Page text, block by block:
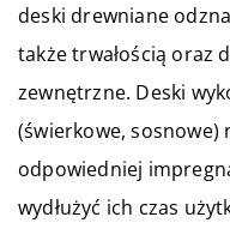
deski drewniane
także trwałością oraz
zewnętrzne. Deski
(świerkowe, sosnowe)
odpowiedniej
wydłużyć ich czas